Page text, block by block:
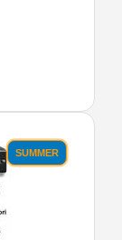
SUMMER